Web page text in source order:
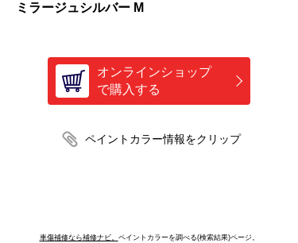
ミラージュシルバー M
オンラインショップ
で購入する
車傷補修なら補修ナビ。 ペイントカラーを調べる(検索結果)ページ。